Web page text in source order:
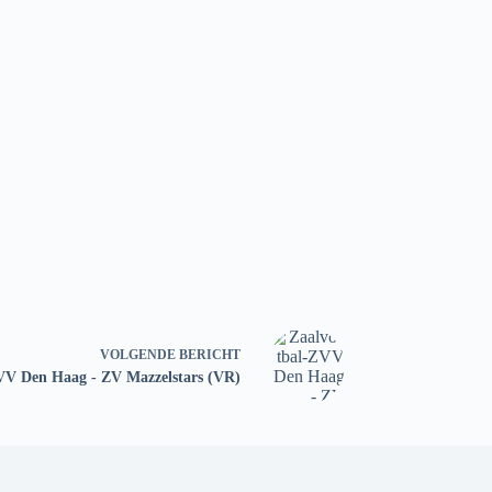
VOLGENDE BERICHT
Den Haag - ZV Mazzelstars (VR)